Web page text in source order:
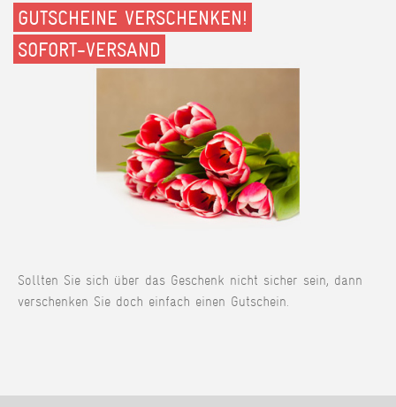
GUTSCHEINE VERSCHENKEN!
SOFORT-VERSAND
Sollten Sie sich über das Geschenk nicht sicher sein, dann
verschenken Sie doch einfach einen Gutschein.